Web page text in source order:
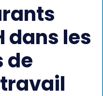
dans les
de